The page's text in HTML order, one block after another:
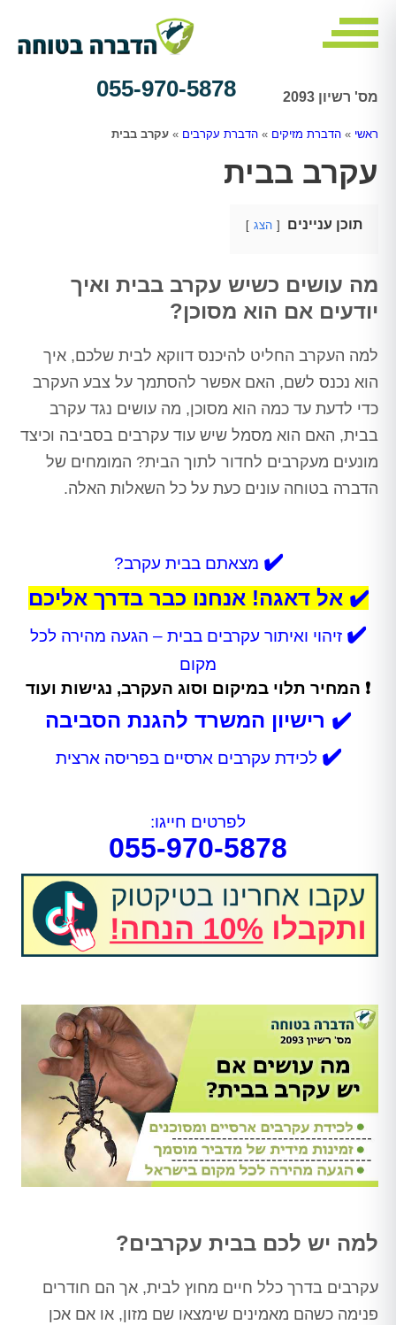
מס' רשיון 2093 055-970-5878
ראשי » הדברת מזיקים » הדברת עקרבים » עקרב בבית
עקרב בבית
תוכן עניינים הצג
מה עושים כשיש עקרב בבית ואיך
יודעים אם הוא מסוכן?
למה העקרב החליט להיכנס דווקא לבית שלכם, איך
הוא נכנס לשם, האם אפשר להסתמך על צבע העקרב
כדי לדעת עד כמה הוא מסוכן, מה עושים נגד עקרב
בבית, האם הוא מסמל שיש עוד עקרבים בסביבה וכיצד
מונעים מעקרבים לחדור לתוך הבית? המומחים של
הדברה בטוחה עונים כעת על כל השאלות האלה.
✔️ מצאתם בבית עקרב?
✔️ אל דאגה! אנחנו כבר בדרך אליכם
✔️ זיהוי ואיתור עקרבים בבית – הגעה מהירה לכל
מקום
❗ המחיר תלוי במיקום וסוג העקרב, נגישות ועוד
✔️ רישיון המשרד להגנת הסביבה
✔️ לכידת עקרבים ארסיים בפריסה ארצית
לפרטים חייגו:
055-970-5878
למה יש לכם בבית עקרבים?
עקרבים בדרך כלל חיים מחוץ לבית, אך הם חודרים
פנימה כשהם מאמינים שימצאו שם מזון, או אם אכן